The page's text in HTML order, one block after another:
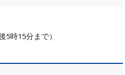
時15分まで）